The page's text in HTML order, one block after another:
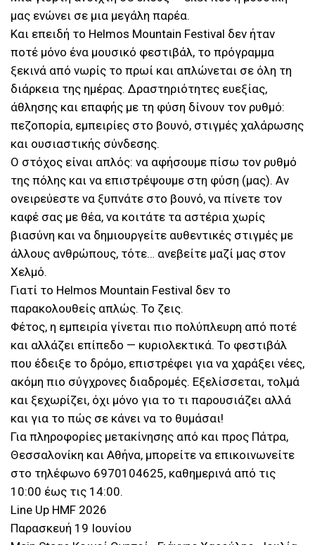
μας ενώνει σε μια μεγάλη παρέα.
Και επειδή το Helmos Mountain Festival δεν ήταν
ποτέ μόνο ένα μουσικό φεστιβάλ, το πρόγραμμα
ξεκινά από νωρίς το πρωί και απλώνεται σε όλη τη
διάρκεια της ημέρας. Δραστηριότητες ευεξίας,
άθλησης και επαφής με τη φύση δίνουν τον ρυθμό:
πεζοπορία, εμπειρίες στο βουνό, στιγμές χαλάρωσης
και ουσιαστικής σύνδεσης.
Ο στόχος είναι απλός: να αφήσουμε πίσω τον ρυθμό
της πόλης και να επιστρέψουμε στη φύση (μας). Αν
ονειρεύεστε να ξυπνάτε στο βουνό, να πίνετε τον
καφέ σας με θέα, να κοιτάτε τα αστέρια χωρίς
βιασύνη και να δημιουργείτε αυθεντικές στιγμές με
άλλους ανθρώπους, τότε… ανεβείτε μαζί μας στον
Χελμό.
Γιατί το Helmos Mountain Festival δεν το
παρακολουθείς απλώς. Το ζεις.
Φέτος, η εμπειρία γίνεται πιο πολύπλευρη από ποτέ
και αλλάζει επίπεδο — κυριολεκτικά. Το φεστιβάλ
που έδειξε το δρόμο, επιστρέφει για να χαράξει νέες,
ακόμη πιο σύγχρονες διαδρομές. Εξελίσσεται, τολμά
και ξεχωρίζει, όχι μόνο για το τι παρουσιάζει αλλά
και για το πώς σε κάνει να το θυμάσαι!
Για πληροφορίες μετακίνησης από και προς Πάτρα,
Θεσσαλονίκη και Αθήνα, μπορείτε να επικοινωνείτε
στο τηλέφωνο 6970104625, καθημερινά από τις
10:00 έως τις 14:00.
Line Up HMF 2026
Παρασκευή 19 Ιουνίου